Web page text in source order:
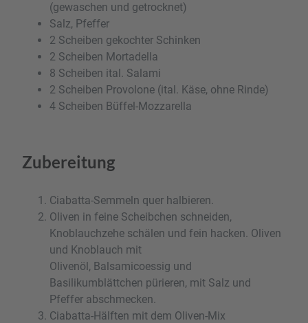
(gewaschen und getrocknet)
Salz, Pfeffer
2 Scheiben gekochter Schinken
2 Scheiben Mortadella
8 Scheiben ital. Salami
2 Scheiben Provolone (ital. Käse, ohne Rinde)
4 Scheiben Büffel-Mozzarella
Zubereitung
Ciabatta-Semmeln quer halbieren.
Oliven in feine Scheibchen schneiden,
Knoblauchzehe schälen und fein hacken. Oliven
und Knoblauch mit
Olivenöl, Balsamicoessig und
Basilikumblättchen pürieren, mit Salz und
Pfeffer abschmecken.
Ciabatta-Hälften mit dem Oliven-Mix